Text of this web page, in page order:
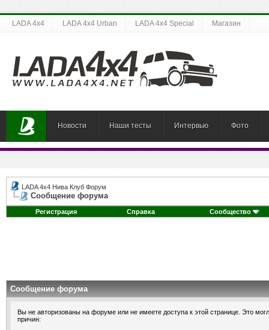
LADA 4x4 LADA 4x4 Urban LADA 4x4 Special Магазин
Новости Наши тесты Интервью Фото
LADA 4x4 Нива Клуб Форум
Сообщение форума
Регистрация Справка Сообщество
Сообщение форума
Вы не авторизованы на форуме или не имеете доступа к этой странице. Это
причин: